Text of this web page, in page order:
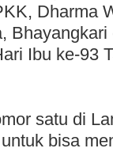
Dharma
Ibu ke-93
satu di
bisa